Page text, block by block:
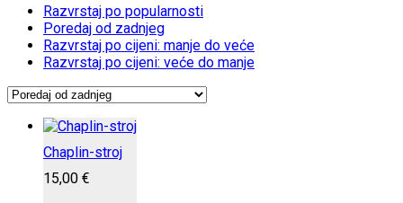
Razvrstaj po popularnosti
Poredaj od zadnjeg
Razvrstaj po cijeni: manje do veće
Razvrstaj po cijeni: veće do manje
Chaplin-stroj
15,00 €